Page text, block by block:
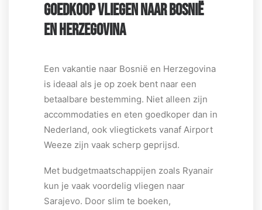
GOEDKOOP VLIEGEN NAAR BOSNIË
EN HERZEGOVINA
Een vakantie naar Bosnië en Herzegovina
is ideaal als je op zoek bent naar een
betaalbare bestemming. Niet alleen zijn
accommodaties en eten goedkoper dan in
Nederland, ook vliegtickets vanaf Airport
Weeze zijn vaak scherp geprijsd.
Met budgetmaatschappijen zoals Ryanair
kun je vaak voordelig vliegen naar
Sarajevo. Door slim te boeken,